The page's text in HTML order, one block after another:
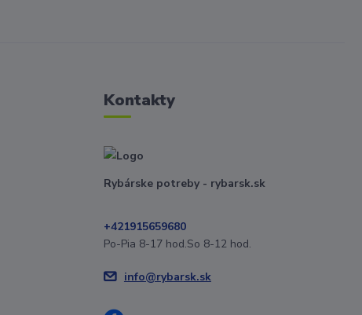
Kontakty
Rybárske potreby - rybarsk.sk
+421915659680
Po-Pia 8-17 hod.So 8-12 hod.
info@rybarsk.sk